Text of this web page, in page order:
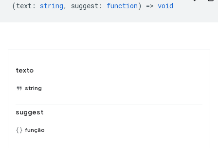
(text : string, suggest : function) => void
texto
string
suggest
função